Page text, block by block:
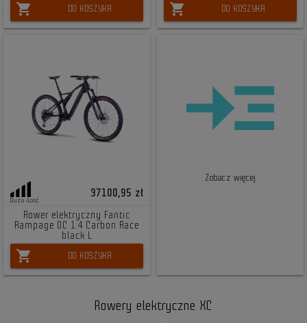
shopping_cart DO KOSZYKA shopping_cart DO KOSZYKA
Duża ilość
37100,95 zł
Rower elektryczny Fantic
Rampage DC 1.4 Carbon Race
black L
shopping_cart DO KOSZYKA
Zobacz więcej
Rowery elektryczne XC